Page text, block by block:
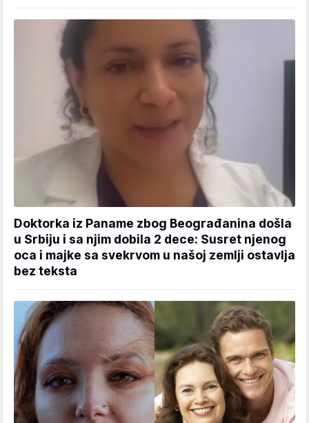
Doktorka iz Paname zbog Beograđanina došla
u Srbiju i sa njim dobila 2 dece: Susret njenog
oca i majke sa svekrvom u našoj zemlji ostavlja
bez teksta